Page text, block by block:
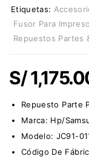
Etiquetas:
Fusor Para
Repuestos Partes
S/
Repuesto Parte
Marca: Hp/
Modelo: JC91-
Código De